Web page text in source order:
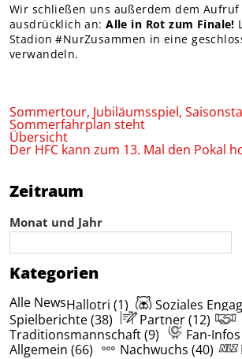
Zeitraum
Monat und Jahr
Kategorien
Alle NewsHallotri (1)
Soziales
Spielberichte (38)
Partner (12)
Traditionsmannschaft (9)
Fan-
Allgemein (66)
Nachwuchs (40)
Wir schließen uns außerdem dem Aufruf
ausdrücklich an:Alle in Rot zum Finale!
Stadion #NurZusammen in eine
verwandeln.
Sommertour, Jubiläumsspiel,
Sommerfahrplan steht
Übersicht
Der HFC kann zum 13. Mal den Pokal